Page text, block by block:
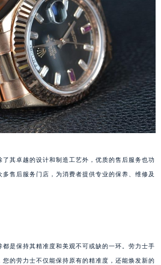
其卓越的设计和制造工艺外，优质的售后服务也功
售后服务门店，为消费者提供专业的保养、维修及
是保持其精准度和美观不可或缺的一环。劳力士手
的劳力士不仅能保持原有的精准度，还能焕发新的